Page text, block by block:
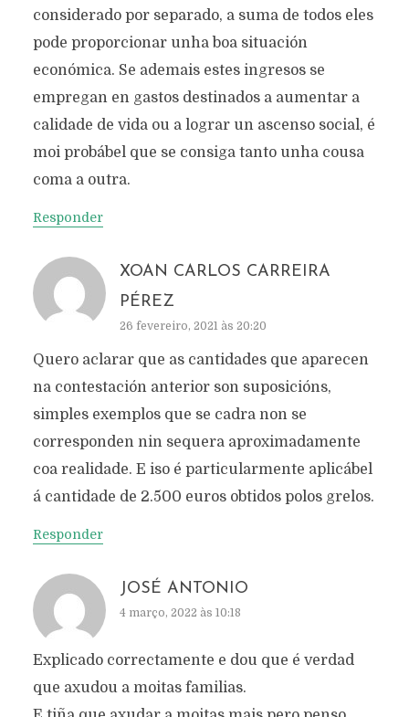
considerado por separado, a suma de todos eles
pode proporcionar unha boa situación
económica. Se ademais estes ingresos se
empregan en gastos destinados a aumentar a
calidade de vida ou a lograr un ascenso social, é
moi probábel que se consiga tanto unha cousa
coma a outra.
Responder
XOAN CARLOS CARREIRA
PÉREZ
26 fevereiro, 2021 às 20:20
Quero aclarar que as cantidades que aparecen
na contestación anterior son suposicións,
simples exemplos que se cadra non se
corresponden nin sequera aproximadamente
coa realidade. E iso é particularmente aplicábel
á cantidade de 2.500 euros obtidos polos grelos.
Responder
JOSÉ ANTONIO
4 março, 2022 às 10:18
Explicado correctamente e dou que é verdad
que axudou a moitas familias.